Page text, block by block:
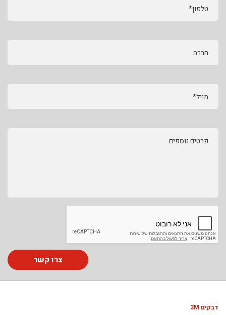
טלפון*
חברה
מייל*
פרטים נוספים
צרו קשר
דבקים 3M